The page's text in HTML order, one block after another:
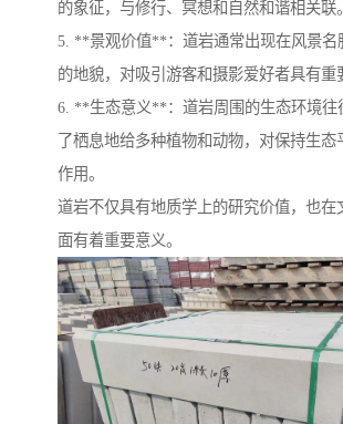
的象征，与修行、冥想和自然和谐相关联。
5. **景观价值**：道岩通常出现在风景名
的地貌，对吸引游客和摄影爱好者具有重
6. **生态意义**：道岩周围的生态环境往
了栖息地给多种植物和动物，对保持生态
作用。
道岩不仅具有地质学上的研究价值，也在
面有着重要意义。